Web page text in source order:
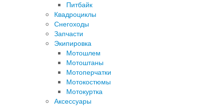
Питбайк
Квадроциклы
Снегоходы
Запчасти
Экипировка
Мотошлем
Мотоштаны
Мотоперчатки
Мотокостюмы
Мотокуртка
Аксессуары